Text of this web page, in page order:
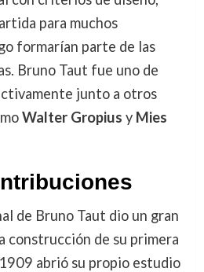
para muchos
formarían parte de las
Bruno Taut fue uno de
junto a otros
Walter Gropius y Mies
de Bruno Taut dio un gran
construcción de su primera
abrió su propio estudio